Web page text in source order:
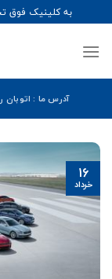
to
content
به کلینیک فوق
آدرس ما : اتوبان
16
خرداد